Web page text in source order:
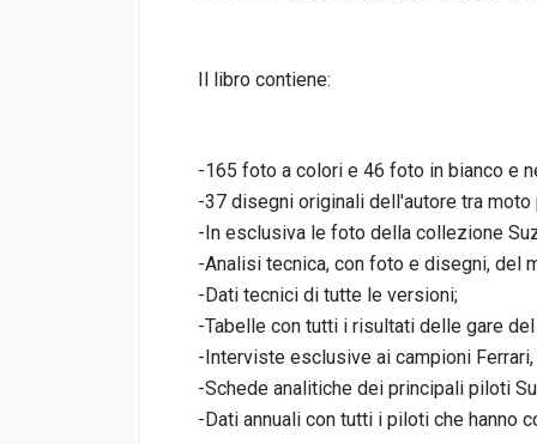
Il libro contiene:
-165 foto a colori e 46 foto in bianco e
-37 disegni originali dell'autore tra
-In esclusiva le foto della collezione
-Analisi tecnica, con foto e disegni, del
-Dati tecnici di tutte le versioni;
-Tabelle con tutti i risultati delle gare
-Interviste esclusive ai campioni
-Schede analitiche dei principali piloti
-Dati annuali con tutti i piloti che hanno